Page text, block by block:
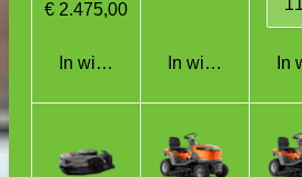
€ 2.475,00
In winkelwagenIn winkelwagenIn